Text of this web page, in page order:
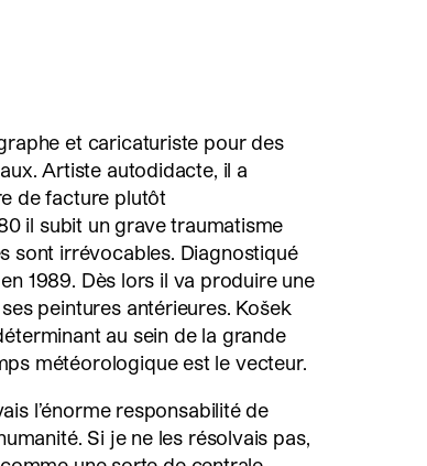
et caricaturiste pour des
Artiste autodidacte, il a
de facture plutôt
il subit un grave traumatisme
sont irrévocables. Diagnostiqué
1989. Dès lors il va produire une
peintures antérieures. Košek
au sein de la grande
météorologique est le vecteur.
l’énorme responsabilité de
Si je ne les résolvais pas,